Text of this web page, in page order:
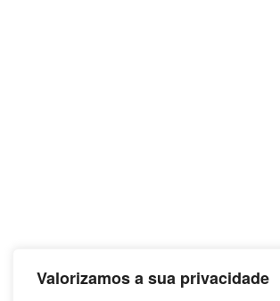
Valorizamos a sua privacidade